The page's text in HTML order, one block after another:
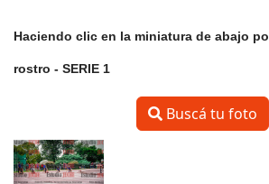
Haciendo clic en la miniatura de abajo
rostro - SERIE 1
Buscá tu foto